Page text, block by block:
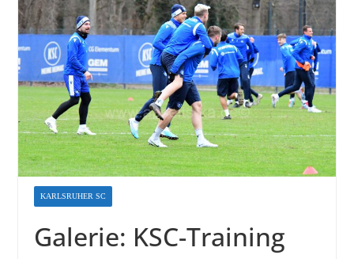
KARLSRUHER SC
Galerie: KSC-Training